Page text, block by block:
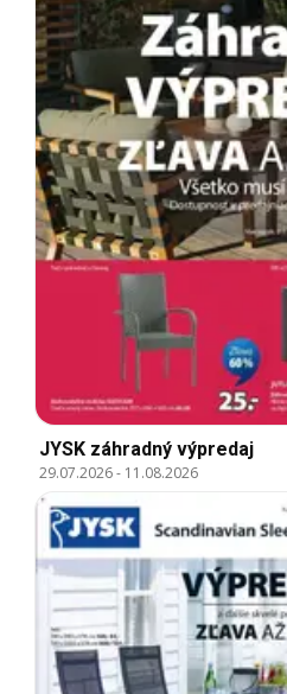
JYSK záhradný výpredaj
29.07.2026- 11.08.2026